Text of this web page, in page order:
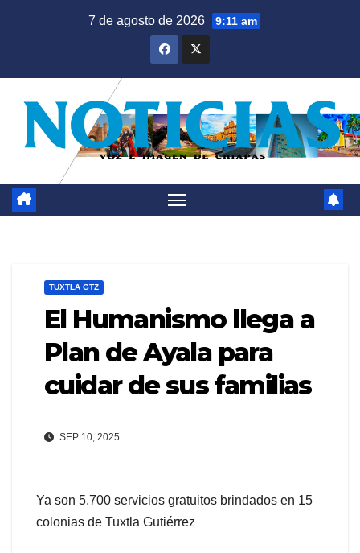
7 de agosto de 2026 9:11 am
TUXTLA GTZ
El Humanismo llega a
Plan de Ayala para
cuidar de sus familias
SEP 10, 2025
Ya son 5,700 servicios gratuitos brindados en 15
colonias de Tuxtla Gutiérrez